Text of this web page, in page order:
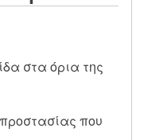
στα όρια της
που